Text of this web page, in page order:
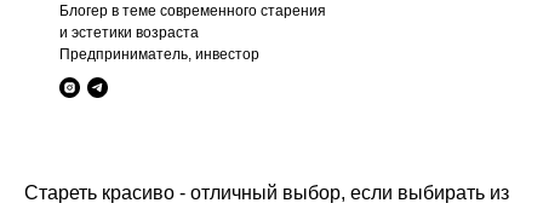
Блогер в теме современного старения
и эстетики возраста
Предприниматель, инвестор
Стареть красиво - отличный выбор, если выбирать из